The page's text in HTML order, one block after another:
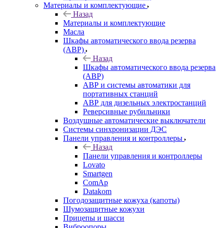
Материалы и комплектующие
Назад
Материалы и комплектующие
Масла
Шкафы автоматического ввода резерва
(АВР)
Назад
Шкафы автоматического ввода резерва
(АВР)
АВР и системы автоматики для
портативных станций
АВР для дизельных электростанций
Реверсивные рубильники
Воздушные автоматические выключатели
Системы синхронизации ДЭС
Панели управления и контроллеры
Назад
Панели управления и контроллеры
Lovato
Smartgen
ComAp
Datakom
Погодозащитные кожуха (капоты)
Шумозащитные кожухи
Прицепы и шасси